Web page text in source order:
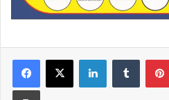
LinkedInTumblr
Print